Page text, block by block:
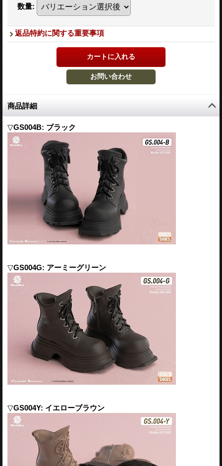
数量:
返品特約に関する重要事項
商品詳細
▽GS004B: ブラック
▽GS004G: アーミーグリーン
▽GS004Y: イエローブラウン